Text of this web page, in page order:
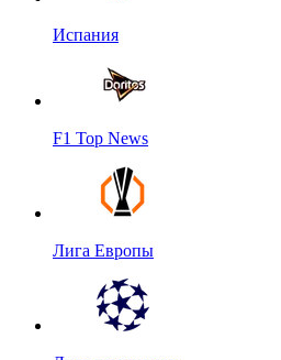
Испания
F1 Top News
Лига Европы